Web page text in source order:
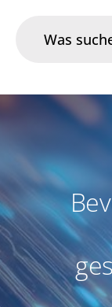
Branchen
Portfolio
Infrastruktur &
Über uns
Karriere